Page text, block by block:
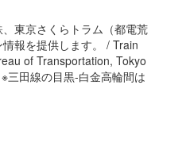
東京さくらトラム（都電荒
報を提供します。 / Train
of Transportation, Tokyo
三田線の目黒-白金高輪間は